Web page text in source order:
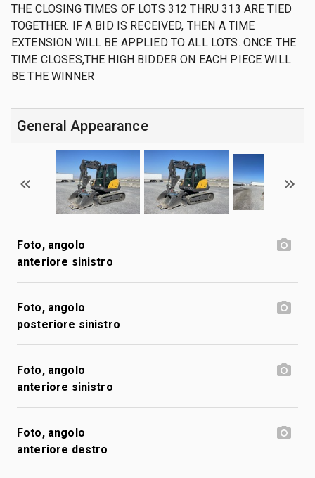
THE CLOSING TIMES OF LOTS 312 THRU 313 ARE TIED
TOGETHER. IF A BID IS RECEIVED, THEN A TIME
EXTENSION WILL BE APPLIED TO ALL LOTS. ONCE THE
TIME CLOSES,THE HIGH BIDDER ON EACH PIECE WILL
BE THE WINNER
General Appearance
Foto, angolo
anteriore sinistro
Foto, angolo
posteriore sinistro
Foto, angolo
anteriore sinistro
Foto, angolo
anteriore destro